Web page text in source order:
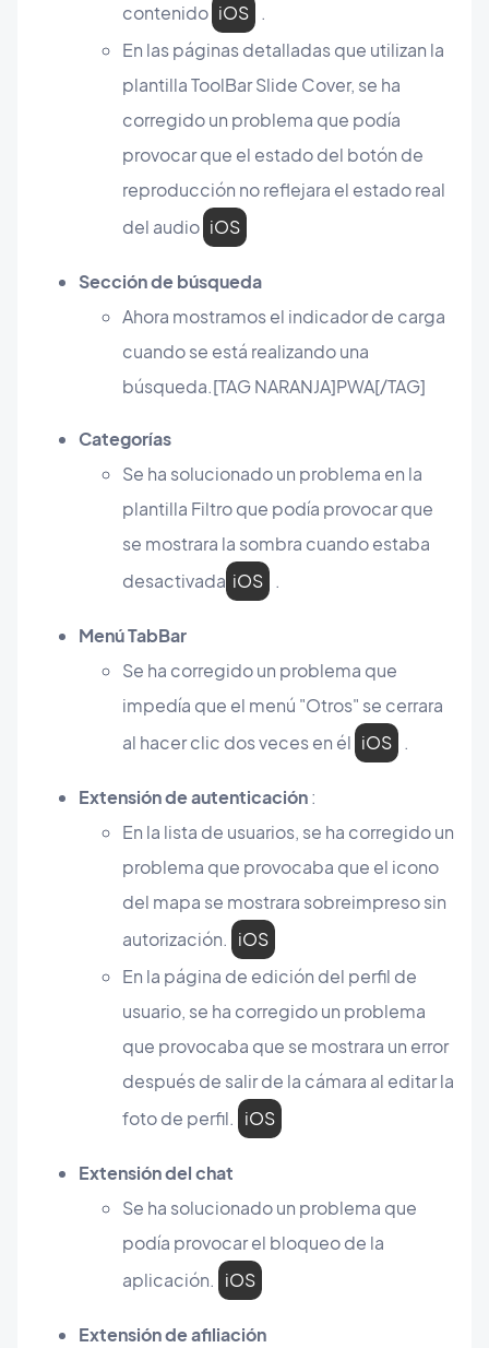
contenido iOS
.
En las páginas detalladas que utilizan la
plantilla ToolBar Slide Cover, se ha
corregido un problema que podía
provocar que el estado del botón de
reproducción no reflejara el estado real
del audio iOS
Sección de búsqueda
Ahora mostramos el indicador de carga
cuando se está realizando una
búsqueda.[TAG NARANJA]PWA[/TAG]
Categorías
Se ha solucionado un problema en la
plantilla Filtro que podía provocar que
se mostrara la sombra cuando estaba
desactivada iOS .
Menú TabBar
Se ha corregido un problema que
impedía que el menú "Otros" se cerrara
al hacer clic dos veces en él iOS .
Extensión de autenticación:
En la lista de usuarios, se ha corregido un
problema que provocaba que el icono
del mapa se mostrara sobreimpreso sin
autorización. iOS
En la página de edición del perfil de
usuario, se ha corregido un problema
que provocaba que se mostrara un error
después de salir de la cámara al editar la
foto de perfil. iOS
Extensión del chat
Se ha solucionado un problema que
podía provocar el bloqueo de la
aplicación. iOS
Extensión de afiliación